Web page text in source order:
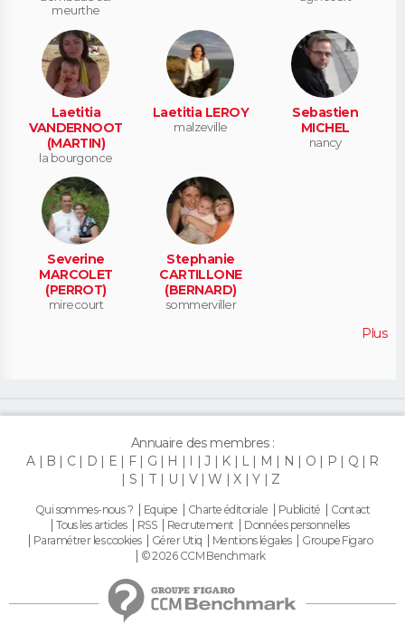
meurthe
Laetitia
VANDERNOOT
(MARTIN)
la bourgonce
Laetitia LEROY
malzeville
Sebastien
MICHEL
nancy
Severine
MARCOLET
(PERROT)
mirecourt
Stephanie
CARTILLONE
(BERNARD)
sommerviller
Plus
Annuaire des membres :
A
B C D E F G H I J K L M N O P Q
R
S
T U V W X Y Z
Qui sommes-nous ? Equipe Charte éditoriale Publicité
Contact
Tous les articles
RSS Recrutement
Données personnelles
Paramétrer les cookies
Gérer Utiq Mentions légales
Groupe Figaro
© 2026 CCM Benchmark